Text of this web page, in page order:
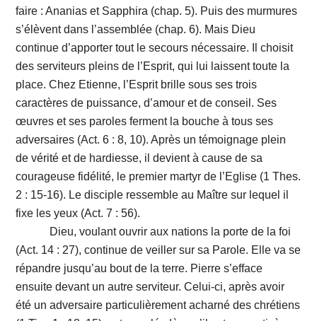
faire : Ananias et Sapphira (chap. 5). Puis des murmures
s’élèvent dans l’assemblée (chap. 6). Mais Dieu
continue d’apporter tout le secours nécessaire. Il choisit
des serviteurs pleins de l’Esprit, qui lui laissent toute la
place. Chez Etienne, l’Esprit brille sous ses trois
caractères de puissance, d’amour et de conseil. Ses
œuvres et ses paroles ferment la bouche à tous ses
adversaires (Act. 6 : 8, 10). Après un témoignage plein
de vérité et de hardiesse, il devient à cause de sa
courageuse fidélité, le premier martyr de l’Eglise (1 Thes.
2 : 15-16). Le disciple ressemble au Maître sur lequel il
fixe les yeux (Act. 7 : 56).
Dieu, voulant ouvrir aux nations la porte de la foi
(Act. 14 : 27), continue de veiller sur sa Parole. Elle va se
répandre jusqu’au bout de la terre. Pierre s’efface
ensuite devant un autre serviteur. Celui-ci, après avoir
été un adversaire particulièrement acharné des chrétiens